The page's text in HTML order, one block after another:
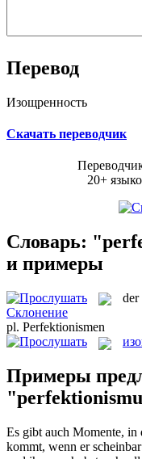
Перевод
Изощренность
Скачать переводчик
20+
Словарь:
и примеры
der
Склонение
pl. Perfektionismen
Примеры
Es gibt auch Momente, in
kommt, wenn er